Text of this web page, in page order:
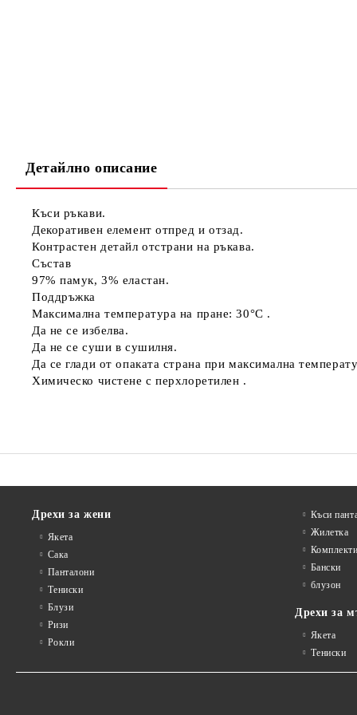
Детайлно описание
Къси ръкави.
Декоративен елемент отпред и отзад.
Контрастен детайл отстрани на ръкава.
Състав
97% памук, 3% еластан.
Поддръжка
Максимална температура на пране: 30°C .
Да не се избелва.
Да не се суши в сушилня.
Да се глади от опаката страна при максимална
Химическо чистене с перхлоретилен .
Дрехи за жени
Якета
Сакa
Панталони
Тениски
Блузи
Ризи
Рокли
Къси
Жилетка
Комплекти
Бански
блузон
Дрехи за
Якета
Тениски